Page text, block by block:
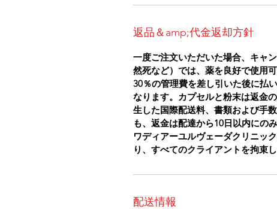
返品＆amp;代金返却方針
一度ご注文いただいた場合、キャ
然死など）では、薬を良好で使用
30％の管理費を差し引いた後に払
なります。カプセルと粉末は返金
生した国際配送料、書類および手
も、返金は配達から10日以内にの
ワディアーユルヴェーダクリニッ
り、すべてのクライアントを拘束し
配送情報